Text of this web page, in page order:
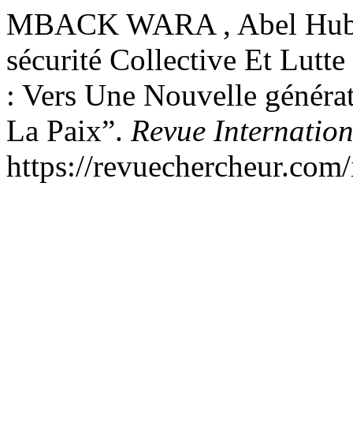
MBACK WARA , Abel
sécurité Collective Et
: Vers Une Nouvelle
La Paix”. Revue
https://